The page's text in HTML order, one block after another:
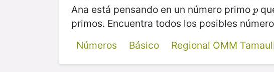
Ana está pensando en un número primo p
p
primos. Encuentra todos los posibles
Números
Básico Regional OMM